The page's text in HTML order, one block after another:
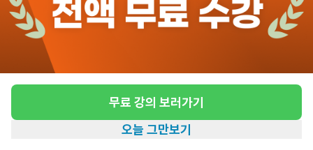
무료 강의 보러가기
오늘 그만보기